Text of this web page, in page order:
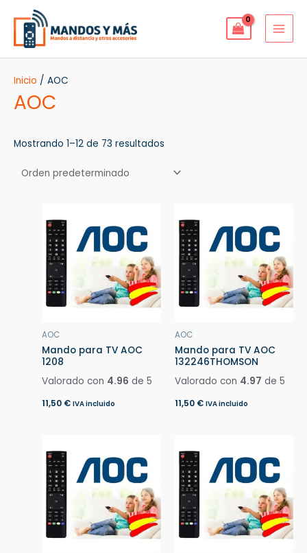
contenido
Inicio / AOC
AOC
Mostrando 1–12 de 73 resultados
AOC
Mando para TV AOC
1208
Valorado con 4.96 de 5
11,50 € IVA incluido
AOC
Mando para TV AOC
132246THOMSON
Valorado con 4.97 de 5
11,50 € IVA incluido